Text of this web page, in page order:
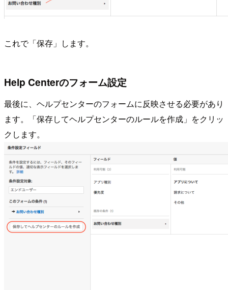
これで「保存」します。
Help Centerのフォーム設定
最後に、ヘルプセンターのフォームに反映させる必要があり
ます。「保存してヘルプセンターのルールを作成」をクリッ
クします。